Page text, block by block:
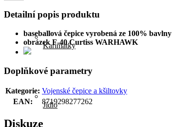
Karimatky
Jídlo
Detailní popis produktu
baseballová čepice vyrobená ze 100% bavlny
obrázek F-40 Curtiss WARHAWK
Doplňkové parametry
Kategorie: Vojenské čepice a kšiltovky
EAN: 8719298277262
Diskuze